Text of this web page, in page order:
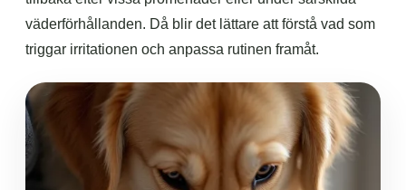
väderförhållanden. Då blir det lättare att förstå vad som
triggar irritationen och anpassa rutinen framåt.